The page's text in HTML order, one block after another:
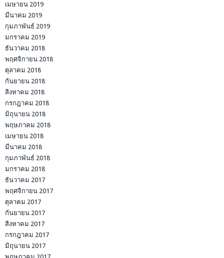
เมษายน 2019
มีนาคม 2019
กุมภาพันธ์ 2019
มกราคม 2019
ธันวาคม 2018
พฤศจิกายน 2018
ตุลาคม 2018
กันยายน 2018
สิงหาคม 2018
กรกฎาคม 2018
มิถุนายน 2018
พฤษภาคม 2018
เมษายน 2018
มีนาคม 2018
กุมภาพันธ์ 2018
มกราคม 2018
ธันวาคม 2017
พฤศจิกายน 2017
ตุลาคม 2017
กันยายน 2017
สิงหาคม 2017
กรกฎาคม 2017
มิถุนายน 2017